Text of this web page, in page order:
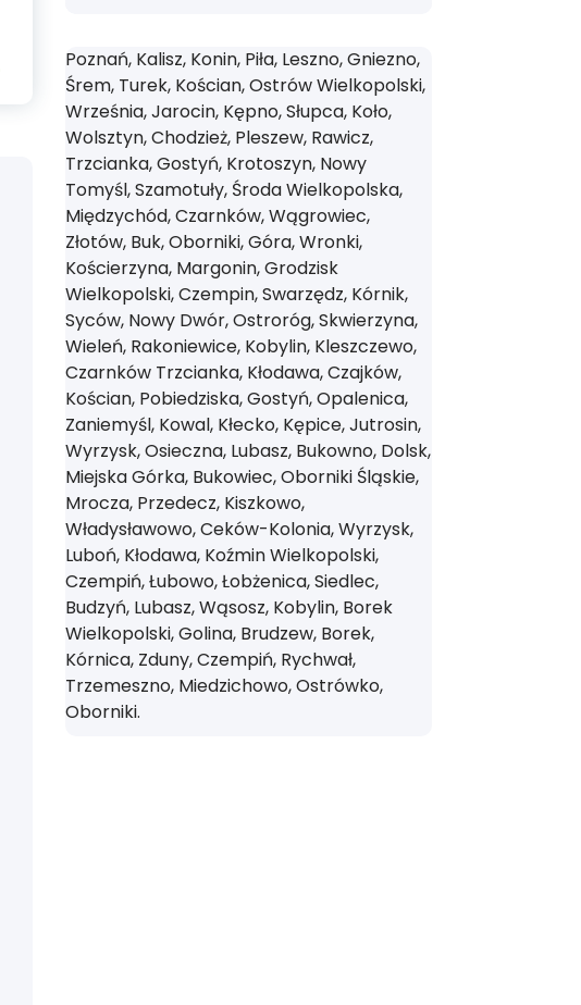
Poznań, Kalisz, Konin, Piła, Leszno, Gniezno,
Śrem, Turek, Kościan, Ostrów Wielkopolski,
Września, Jarocin, Kępno, Słupca, Koło,
Wolsztyn, Chodzież, Pleszew, Rawicz,
Trzcianka, Gostyń, Krotoszyn, Nowy
Tomyśl, Szamotuły, Środa Wielkopolska,
Międzychód, Czarnków, Wągrowiec,
Złotów, Buk, Oborniki, Góra, Wronki,
Kościerzyna, Margonin, Grodzisk
Wielkopolski, Czempin, Swarzędz, Kórnik,
Syców, Nowy Dwór, Ostroróg, Skwierzyna,
Wieleń, Rakoniewice, Kobylin, Kleszczewo,
Czarnków Trzcianka, Kłodawa, Czajków,
Kościan, Pobiedziska, Gostyń, Opalenica,
Zaniemyśl, Kowal, Kłecko, Kępice, Jutrosin,
Wyrzysk, Osieczna, Lubasz, Bukowno, Dolsk,
Miejska Górka, Bukowiec, Oborniki Śląskie,
Mrocza, Przedecz, Kiszkowo,
Władysławowo, Ceków-Kolonia, Wyrzysk,
Luboń, Kłodawa, Koźmin Wielkopolski,
Czempiń, Łubowo, Łobżenica, Siedlec,
Budzyń, Lubasz, Wąsosz, Kobylin, Borek
Wielkopolski, Golina, Brudzew, Borek,
Kórnica, Zduny, Czempiń, Rychwał,
Trzemeszno, Miedzichowo, Ostrówko,
Oborniki.